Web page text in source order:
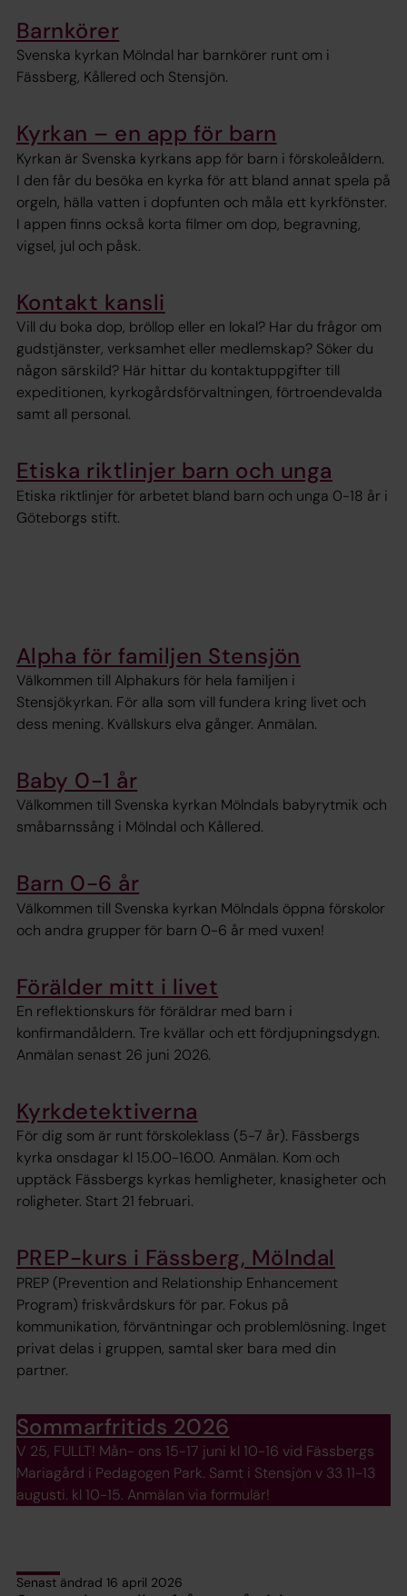
Barnkörer
Svenska kyrkan Mölndal har barnkörer runt om i
Fässberg, Kållered och Stensjön.
Kyrkan – en app för barn
Kyrkan är Svenska kyrkans app för barn i förskoleåldern.
I den får du besöka en kyrka för att bland annat spela på
orgeln, hälla vatten i dopfunten och måla ett kyrkfönster.
I appen finns också korta filmer om dop, begravning,
vigsel, jul och påsk.
Kontakt kansli
Vill du boka dop, bröllop eller en lokal? Har du frågor om
gudstjänster, verksamhet eller medlemskap? Söker du
någon särskild? Här hittar du kontaktuppgifter till
expeditionen, kyrkogårdsförvaltningen, förtroendevalda
samt all personal.
Etiska riktlinjer barn och unga
Etiska riktlinjer för arbetet bland barn och unga 0-18 år i
Göteborgs stift.
Alpha för familjen Stensjön
Välkommen till Alphakurs för hela familjen i
Stensjökyrkan. För alla som vill fundera kring livet och
dess mening. Kvällskurs elva gånger. Anmälan.
Baby 0-1 år
Välkommen till Svenska kyrkan Mölndals babyrytmik och
småbarnssång i Mölndal och Kållered.
Barn 0-6 år
Välkommen till Svenska kyrkan Mölndals öppna förskolor
och andra grupper för barn 0-6 år med vuxen!
Förälder mitt i livet
En reflektionskurs för föräldrar med barn i
konfirmandåldern. Tre kvällar och ett fördjupningsdygn.
Anmälan senast 26 juni 2026.
Kyrkdetektiverna
För dig som är runt förskoleklass (5-7 år). Fässbergs
kyrka onsdagar kl 15.00-16.00. Anmälan. Kom och
upptäck Fässbergs kyrkas hemligheter, knasigheter och
roligheter. Start 21 februari.
PREP-kurs i Fässberg, Mölndal
PREP (Prevention and Relationship Enhancement
Program) friskvårdskurs för par. Fokus på
kommunikation, förväntningar och problemlösning. Inget
privat delas i gruppen, samtal sker bara med din
partner.
Sommarfritids 2026
V 25, FULLT! Mån- ons 15-17 juni kl 10-16 vid Fässbergs
Mariagård i Pedagogen Park. Samt i Stensjön v 33 11-13
augusti. kl 10-15. Anmälan via formulär!
Senast ändrad 16 april 2026